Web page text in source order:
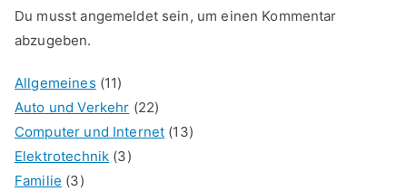
Du musstangemeldetsein, um einen Kommentar
abzugeben.
Allgemeines (11)
Auto und Verkehr (22)
Computer und Internet (13)
Elektrotechnik (3)
Familie (3)